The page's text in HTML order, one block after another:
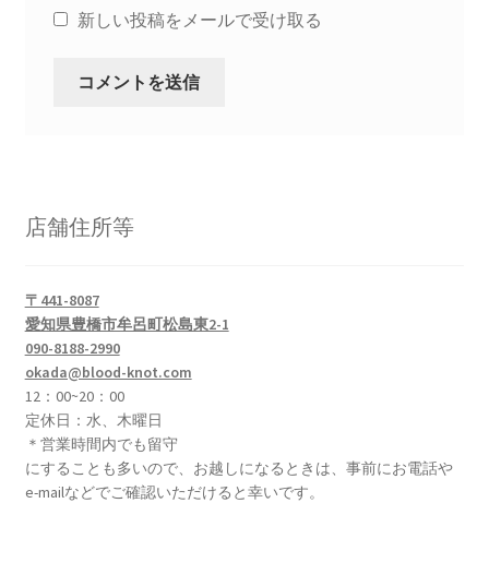
新しい投稿をメールで受け取る
店舗住所等
〒441-8087
愛知県豊橋市牟呂町松島東2-1
090-8188-2990
okada@blood-knot.com
12：00~20：00
定休日：水、木曜日
＊営業時間内でも留守
にすることも多いので、お越しになるときは、事前にお電話や
e-mailなどでご確認いただけると幸いです。